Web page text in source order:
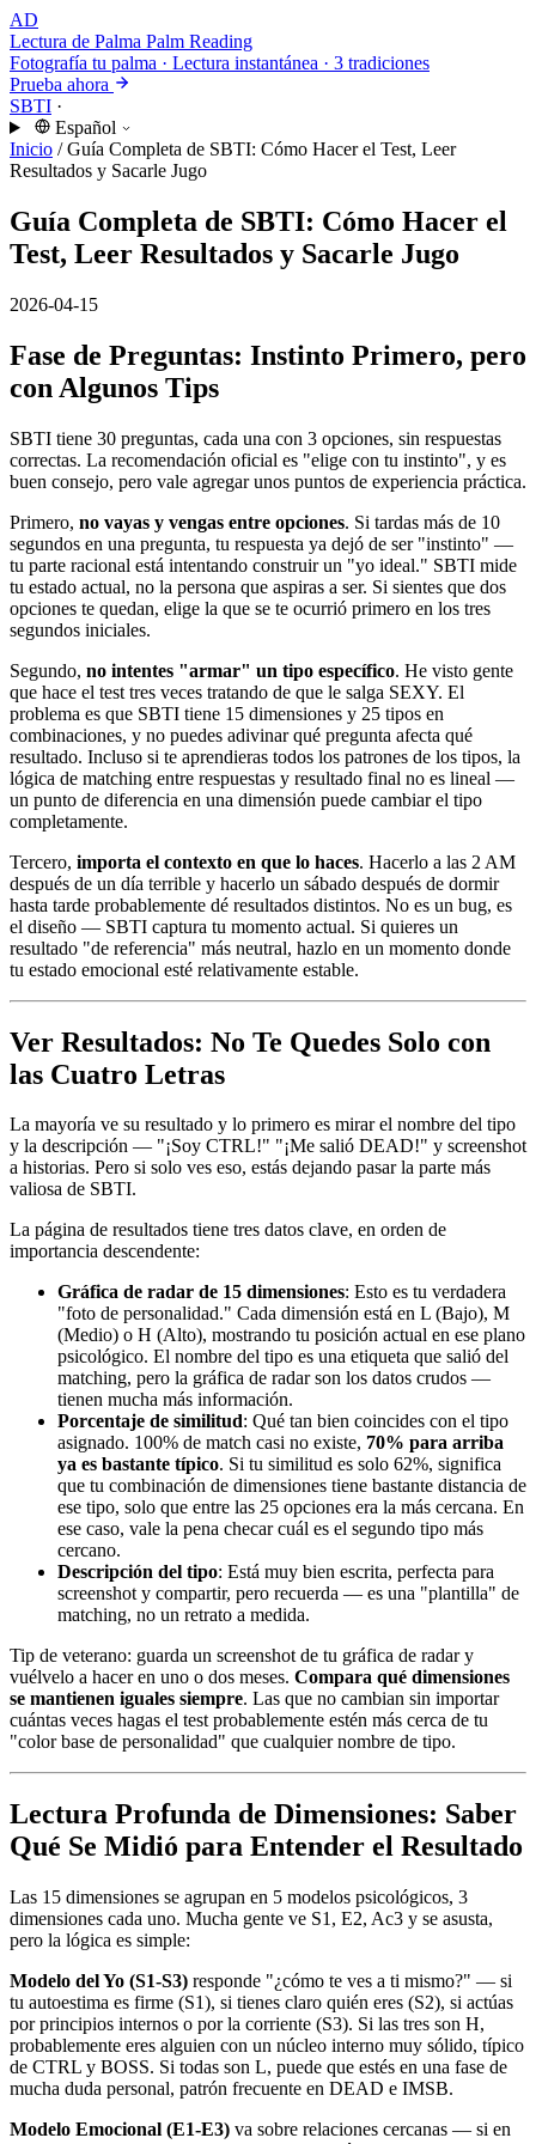
AD
Lectura de Palma Palm Reading
Fotografía tu palma · Lectura instantánea · 3 tradiciones
Prueba ahora
SBTI ·
Español
Inicio / Guía Completa de SBTI: Cómo Hacer el Test, Leer
Resultados y Sacarle Jugo
Guía Completa de SBTI: Cómo Hacer el
Test, Leer Resultados y Sacarle Jugo
2026-04-15
Fase de Preguntas: Instinto Primero, pero
con Algunos Tips
SBTI tiene 30 preguntas, cada una con 3 opciones, sin respuestas
correctas. La recomendación oficial es "elige con tu instinto", y es
buen consejo, pero vale agregar unos puntos de experiencia práctica.
Primero, no vayas y vengas entre opciones. Si tardas más de 10
segundos en una pregunta, tu respuesta ya dejó de ser "instinto" —
tu parte racional está intentando construir un "yo ideal." SBTI mide
tu estado actual, no la persona que aspiras a ser. Si sientes que dos
opciones te quedan, elige la que se te ocurrió primero en los tres
segundos iniciales.
Segundo, no intentes "armar" un tipo específico. He visto gente
que hace el test tres veces tratando de que le salga SEXY. El
problema es que SBTI tiene 15 dimensiones y 25 tipos en
combinaciones, y no puedes adivinar qué pregunta afecta qué
resultado. Incluso si te aprendieras todos los patrones de los tipos, la
lógica de matching entre respuestas y resultado final no es lineal —
un punto de diferencia en una dimensión puede cambiar el tipo
completamente.
Tercero, importa el contexto en que lo haces. Hacerlo a las 2 AM
después de un día terrible y hacerlo un sábado después de dormir
hasta tarde probablemente dé resultados distintos. No es un bug, es
el diseño — SBTI captura tu momento actual. Si quieres un
resultado "de referencia" más neutral, hazlo en un momento donde
tu estado emocional esté relativamente estable.
Ver Resultados: No Te Quedes Solo con
las Cuatro Letras
La mayoría ve su resultado y lo primero es mirar el nombre del tipo
y la descripción — "¡Soy CTRL!" "¡Me salió DEAD!" y screenshot
a historias. Pero si solo ves eso, estás dejando pasar la parte más
valiosa de SBTI.
La página de resultados tiene tres datos clave, en orden de
importancia descendente:
Gráfica de radar de 15 dimensiones: Esto es tu verdadera
"foto de personalidad." Cada dimensión está en L (Bajo), M
(Medio) o H (Alto), mostrando tu posición actual en ese plano
psicológico. El nombre del tipo es una etiqueta que salió del
matching, pero la gráfica de radar son los datos crudos —
tienen mucha más información.
Porcentaje de similitud: Qué tan bien coincides con el tipo
asignado. 100% de match casi no existe, 70% para arriba
ya es bastante típico. Si tu similitud es solo 62%, significa
que tu combinación de dimensiones tiene bastante distancia de
ese tipo, solo que entre las 25 opciones era la más cercana. En
ese caso, vale la pena checar cuál es el segundo tipo más
cercano.
Descripción del tipo: Está muy bien escrita, perfecta para
screenshot y compartir, pero recuerda — es una "plantilla" de
matching, no un retrato a medida.
Tip de veterano: guarda un screenshot de tu gráfica de radar y
vuélvelo a hacer en uno o dos meses. Compara qué dimensiones
se mantienen iguales siempre. Las que no cambian sin importar
cuántas veces hagas el test probablemente estén más cerca de tu
"color base de personalidad" que cualquier nombre de tipo.
Lectura Profunda de Dimensiones: Saber
Qué Se Midió para Entender el Resultado
Las 15 dimensiones se agrupan en 5 modelos psicológicos, 3
dimensiones cada uno. Mucha gente ve S1, E2, Ac3 y se asusta,
pero la lógica es simple:
Modelo del Yo (S1-S3) responde "¿cómo te ves a ti mismo?" — si
tu autoestima es firme (S1), si tienes claro quién eres (S2), si actúas
por principios internos o por la corriente (S3). Si las tres son H,
probablemente eres alguien con un núcleo interno muy sólido, típico
de CTRL y BOSS. Si todas son L, puede que estés en una fase de
mucha duda personal, patrón frecuente en DEAD e IMSB.
Modelo Emocional (E1-E3) va sobre relaciones cercanas — si en